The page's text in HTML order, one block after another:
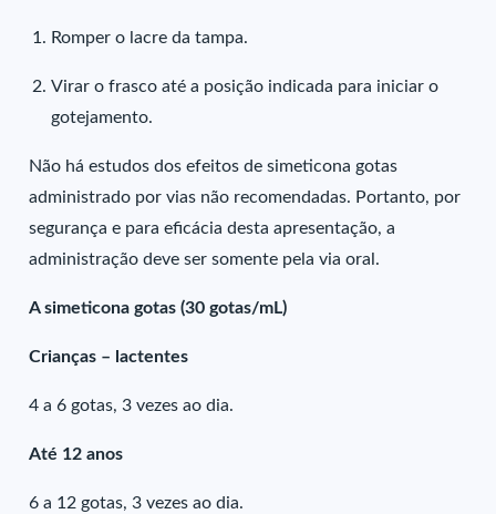
Romper o lacre da tampa.
Virar o frasco até a posição indicada para iniciar o
gotejamento.
Não há estudos dos efeitos de simeticona gotas
administrado por vias não recomendadas. Portanto, por
segurança e para eficácia desta apresentação, a
administração deve ser somente pela via oral.
A simeticona gotas (30 gotas/mL)
Crianças – lactentes
4 a 6 gotas, 3 vezes ao dia.
Até 12 anos
6 a 12 gotas, 3 vezes ao dia.